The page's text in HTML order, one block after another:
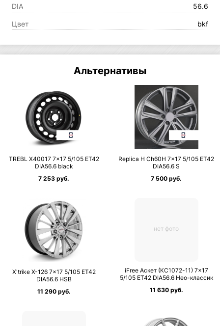
DIA 56.6
Цвет bkf
Альтернативы
TREBL X40017 7×17 5/105 ET42
DIA56.6 black
7 253 руб.
Replica H Ch60H 7×17 5/105 ET42
DIA56.6 S
7 500 руб.
X'trike X-126 7×17 5/105 ET42
DIA56.6 HSB
11 290 руб.
нет фото
iFree Аскет (КС1072-11) 7×17
5/105 ET42 DIA56.6 Нео-классик
11 630 руб.